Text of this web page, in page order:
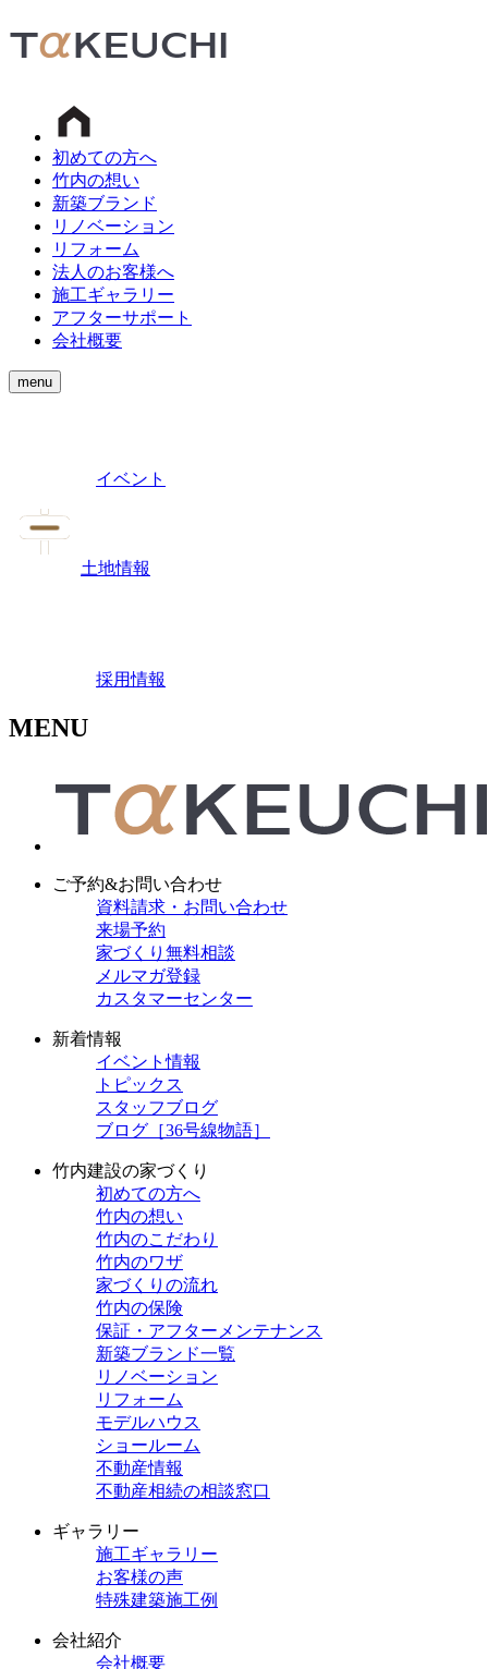
初めての方へ
竹内の想い
新築ブランド
リノベーション
リフォーム
法人のお客様へ
施工ギャラリー
アフターサポート
会社概要
menu
イベント
土地情報
採用情報
MENU
ご予約&お問い合わせ
資料請求・お問い合わせ
来場予約
家づくり無料相談
メルマガ登録
カスタマーセンター
新着情報
イベント情報
トピックス
スタッフブログ
ブログ［36号線物語］
竹内建設の家づくり
初めての方へ
竹内の想い
竹内のこだわり
竹内のワザ
家づくりの流れ
竹内の保険
保証・アフターメンテナンス
新築ブランド一覧
リノベーション
リフォーム
モデルハウス
ショールーム
不動産情報
不動産相続の相談窓口
ギャラリー
施工ギャラリー
お客様の声
特殊建築施工例
会社紹介
会社概要